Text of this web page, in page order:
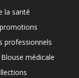
la santé
professionnels
médicale